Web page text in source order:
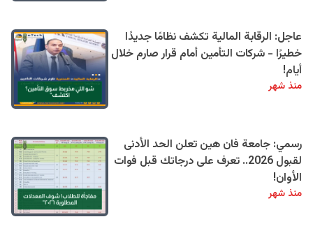
عاجل: الرقابة المالية تكشف نظامًا جديدًا
خطيرًا - شركات التأمين أمام قرار صارم خلال
أيام!
منذ شهر
رسمي: جامعة فان هين تعلن الحد الأدنى
لقبول 2026.. تعرف على درجاتك قبل فوات
الأوان!
منذ شهر